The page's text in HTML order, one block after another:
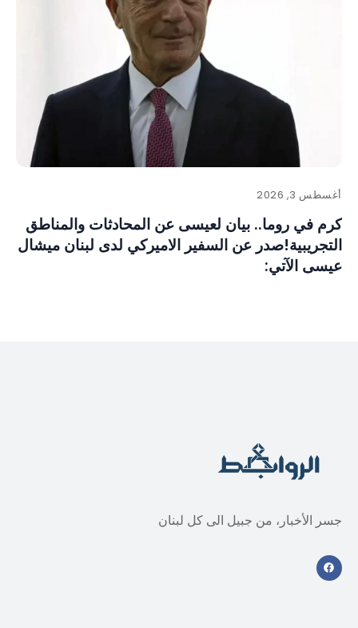
أغسطس 3, 2026
كرم في روما.. بيان لعيسى عن المحادثات والمناطق
التجريبية!صدر عن السفير الاميركي لدى لبنان ميشال
عيسى الآتي:
جسر الأخبار، من جبيل الى كل لبنان